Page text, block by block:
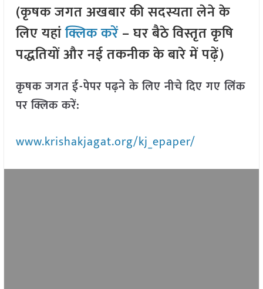
(कृषक जगत अखबार की सदस्यता लेने के
लिए यहांक्लिक करें– घर बैठे विस्तृत कृषि
पद्धतियों और नई तकनीक के बारे में पढ़ें)
कृषक जगत ई-पेपर पढ़ने के लिए नीचे दिए गए लिंक
पर क्लिक करें:
www.krishakjagat.org/kj_epaper/